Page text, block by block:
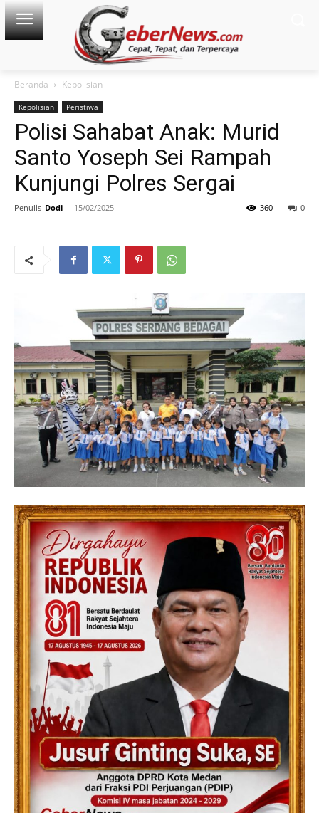
Beranda Kepolisian
Kepolisian Peristiwa
Polisi Sahabat Anak: Murid
Santo Yoseph Sei Rampah
Kunjungi Polres Sergai
Penulis Dodi - 15/02/2025 0
360